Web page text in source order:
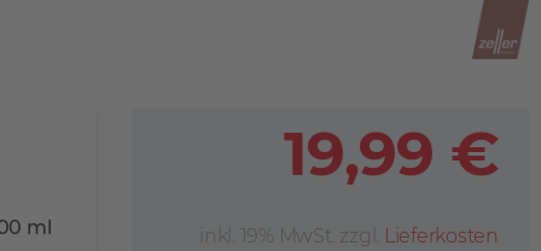
ml
19,99 €
inkl. 19% MwSt. zzgl. Lieferkosten